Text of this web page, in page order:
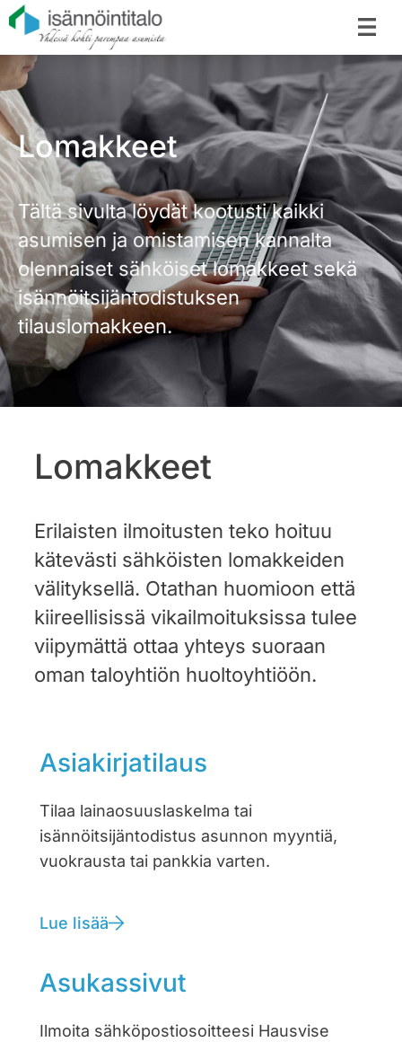
Lomakkeet
Tältä sivulta löydät kootusti kaikki
asumisen ja omistamisen kannalta
olennaiset sähköiset lomakkeet sekä
isännöitsijäntodistuksen
tilauslomakkeen.
Lomakkeet
Erilaisten ilmoitusten teko hoituu
kätevästi sähköisten lomakkeiden
välityksellä. Otathan huomioon että
kiireellisissä vikailmoituksissa tulee
viipymättä ottaa yhteys suoraan
oman taloyhtiön huoltoyhtiöön.
Asiakirjatilaus
Tilaa lainaosuuslaskelma tai
isännöitsijäntodistus asunnon myyntiä,
vuokrausta tai pankkia varten.
Lue lisää
Asukassivut
Ilmoita sähköpostiosoitteesi Hausvise